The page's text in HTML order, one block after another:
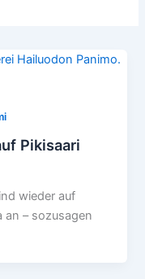
Pikisaari
wieder auf
an – sozusagen